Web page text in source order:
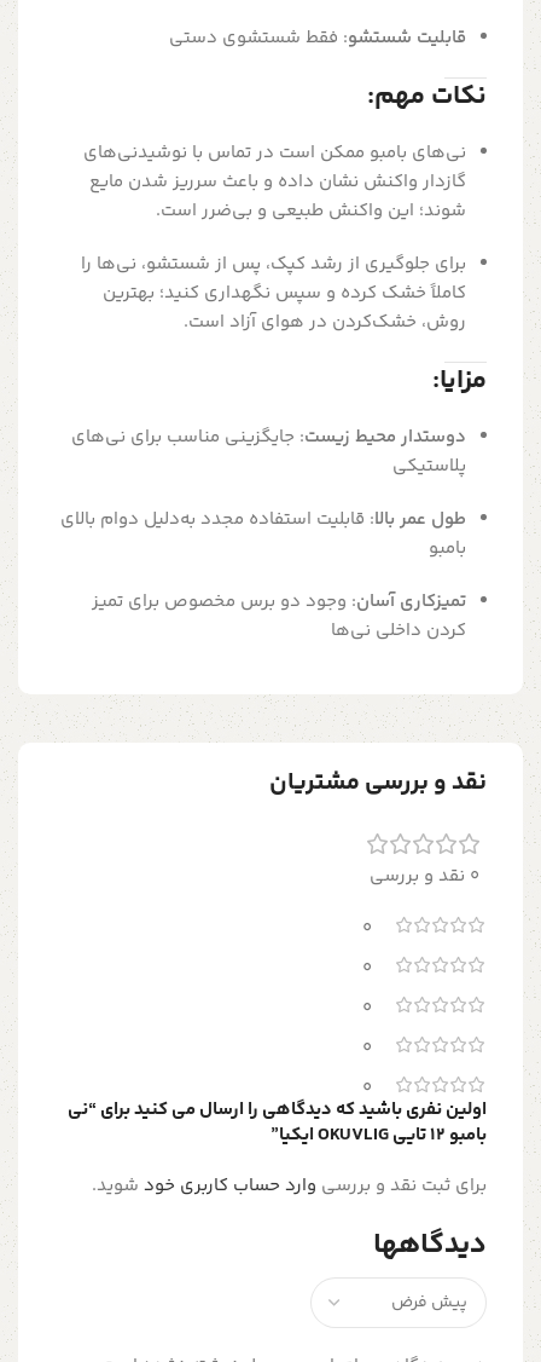
قابلیت شستشو: فقط شستشوی دستی
نکات مهم:
نی‌های بامبو ممکن است در تماس با نوشیدنی‌های
گازدار واکنش نشان داده و باعث سرریز شدن مایع
شوند؛ این واکنش طبیعی و بی‌ضرر است.
برای جلوگیری از رشد کپک، پس از شستشو، نی‌ها را
کاملاً خشک کرده و سپس نگهداری کنید؛ بهترین
روش، خشک‌کردن در هوای آزاد است.
مزایا:
دوستدار محیط زیست: جایگزینی مناسب برای نی‌های
پلاستیکی
طول عمر بالا: قابلیت استفاده مجدد به‌دلیل دوام بالای
بامبو
تمیزکاری آسان: وجود دو برس مخصوص برای تمیز
کردن داخلی نی‌ها
نقد و بررسی مشتریان
0 نقد و بررسی
0
0
0
0
0
دیدگاهها
اولین نفری باشید که دیدگاهی را ارسال می کنید برای “ني
بامبو 12 تايي OKUVLIG ايكيا”
برای ثبت نقد و بررسی وارد حساب کاربری خود شوید.